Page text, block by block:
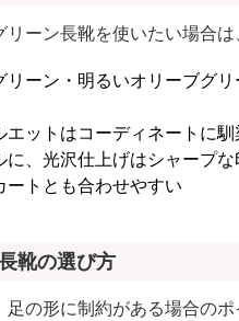
ーン長靴を使いたい場合は
リーン・明るいオリーブグ
エットはコーディネートに
に、光沢仕上げはシャープ
ートとも合わせやすい
靴の選び方
の形に制約がある場合のポ